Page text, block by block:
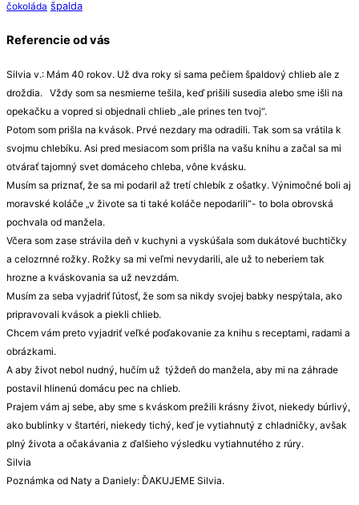
čokoláda špalda
Referencie od vás
Silvia v.: Mám 40 rokov. Už dva roky si sama pečiem špaldový chlieb ale z
droždia. Vždy som sa nesmierne tešila, keď prišili susedia alebo sme išli na
opekačku a vopred si objednali chlieb „ale prines ten tvoj“.
Potom som prišla na kvások. Prvé nezdary ma odradili. Tak som sa vrátila k
svojmu chlebíku. Asi pred mesiacom som prišla na vašu knihu a začal sa mi
otvárať tajomný svet domáceho chleba, vône kvásku.
Musím sa priznať, že sa mi podaril až tretí chlebík z ošatky. Výnimočné boli aj
moravské koláče „v živote sa ti také koláče nepodarili“- to bola obrovská
pochvala od manžela.
Včera som zase strávila deň v kuchyni a vyskúšala som dukátové buchtičky
a celozrnné rožky. Rožky sa mi veľmi nevydarili, ale už to neberiem tak
hrozne a kváskovania sa už nevzdám.
Musím za seba vyjadriť ľútosť, že som sa nikdy svojej babky nespýtala, ako
pripravovali kvások a piekli chlieb.
Chcem vám preto vyjadriť veľké poďakovanie za knihu s receptami, radami a
obrázkami.
A aby život nebol nudný, hučím už týždeň do manžela, aby mi na záhrade
postavil hlinenú domácu pec na chlieb.
Prajem vám aj sebe, aby sme s kváskom prežili krásny život, niekedy búrlivý,
ako bublinky v štartéri, niekedy tichý, keď je vytiahnutý z chladničky, avšak
plný života a očakávania z ďalšieho výsledku vytiahnutého z rúry.
Silvia
Poznámka od Naty a Daniely: ĎAKUJEME Silvia.